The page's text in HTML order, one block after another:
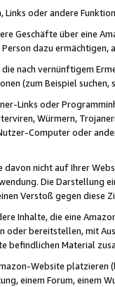
Links oder andere
Geschäfte über eine
dazu
nach vernünftigem
(zum Beispiel
Links oder
Würmern,
Computer oder
nicht auf Ihrer
Die Darstellung
Verstoß gegen diese
Inhalte, die eine
oder bereitstellen, mit
befindlichen Material
Website
einem Forum, einem